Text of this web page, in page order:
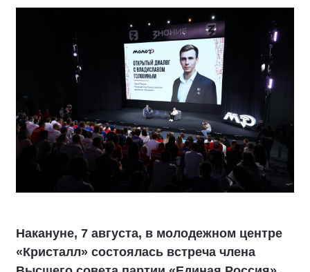
Накануне, 7 августа, в молодежном центре
«Кристалл» состоялась встреча члена